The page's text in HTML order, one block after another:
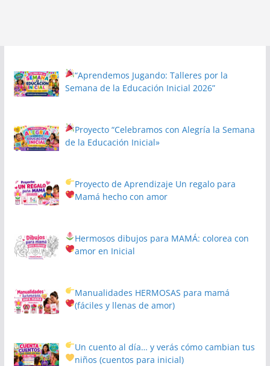
“Aprendemos Jugando: Talleres por la
Semana de la Educación Inicial 2026”
Proyecto“Celebramos con Alegría la Semana
de la Educación Inicial»
Proyecto de Aprendizaje Un regalo para
Mamá hecho con amor
Hermosos dibujos para MAMÁ: colorea con
amor en Inicial
Manualidades HERMOSAS para mamá
(fáciles y llenas de amor)
Un cuento al día… y verás cómo cambian tus
niños(cuentos para inicial)